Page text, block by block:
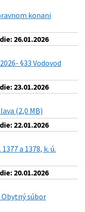
konani
26.01.2026
§33 Vodovod
23.01.2026
(2,0 MB)
22.01.2026
a 1378, k. ú.
20.01.2026
súbor